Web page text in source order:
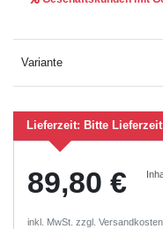
Variante
Lieferzeit: Bitte
89,80 €
inkl. MwSt. zzgl. Versandkosten